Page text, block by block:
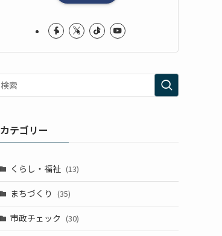
カテゴリー
くらし・福祉 (13)
まちづくり (35)
市政チェック (30)